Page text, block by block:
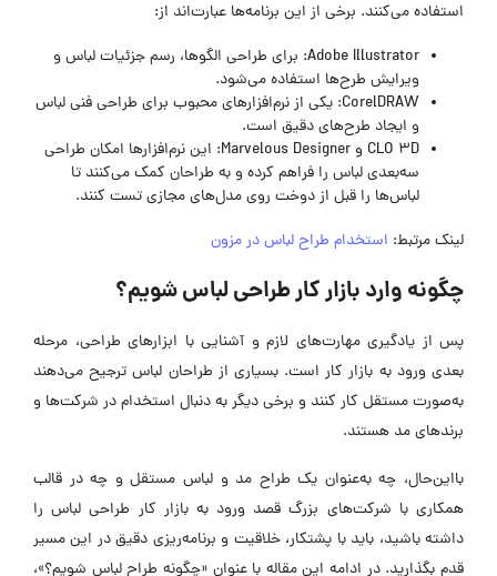
استفاده می‌کنند. برخی از این برنامه‌ها عبارت‌اند از:
Adobe Illustrator: برای طراحی الگوها، رسم جزئیات لباس و
ویرایش طرح‌ها استفاده می‌شود.
CorelDRAW: یکی از نرم‌افزارهای محبوب برای طراحی فنی لباس
و ایجاد طرح‌های دقیق است.
CLO 3D و Marvelous Designer: این نرم‌افزارها امکان طراحی
سه‌بعدی لباس را فراهم کرده و به طراحان کمک می‌کنند تا
لباس‌ها را قبل از دوخت روی مدل‌های مجازی تست کنند.
لینک مرتبط: استخدام طراح لباس در مزون
چگونه وارد بازار کار طراحی لباس شویم؟
پس از یادگیری مهارت‌های لازم و آشنایی با ابزارهای طراحی، مرحله
بعدی ورود به بازار کار است. بسیاری از طراحان لباس ترجیح می‌دهند
به‌صورت مستقل کار کنند و برخی دیگر به دنبال استخدام در شرکت‌ها و
برندهای مد هستند.
بااین‌حال، چه به‌عنوان یک طراح مد و لباس مستقل و چه در قالب
همکاری با شرکت‌های بزرگ قصد ورود به بازار کار طراحی لباس را
داشته باشید، باید با پشتکار، خلاقیت و برنامه‌ریزی دقیق در این مسیر
قدم بگذارید. در ادامه این مقاله با عنوان «چگونه طراح لباس شویم؟»،